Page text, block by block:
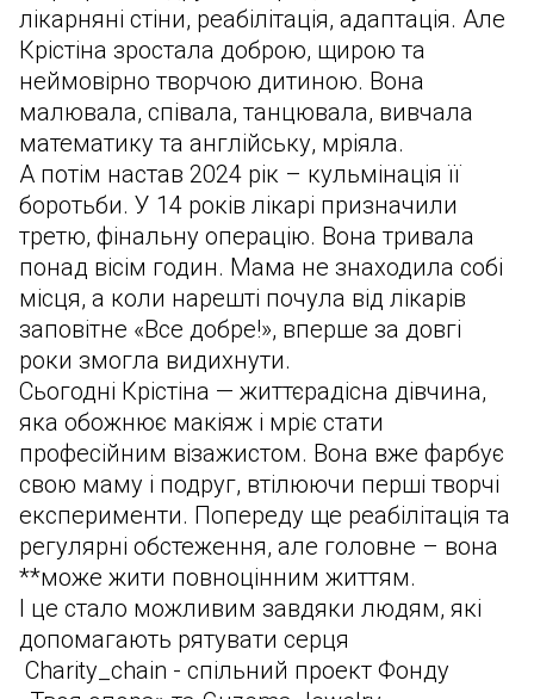
лікарняні стіни, реабілітація, адаптація. Але
Крістіна зростала доброю, щирою та
неймовірно творчою дитиною. Вона
малювала, співала, танцювала, вивчала
математику та англійську, мріяла.
А потім настав 2024 рік – кульмінація її
боротьби. У 14 років лікарі призначили
третю, фінальну операцію. Вона тривала
понад вісім годин. Мама не знаходила собі
місця, а коли нарешті почула від лікарів
заповітне «Все добре!», вперше за довгі
роки змогла видихнути.
Сьогодні Крістіна — життєрадісна дівчина,
яка обожнює макіяж і мріє стати
професійним візажистом. Вона вже фарбує
свою маму і подруг, втілюючи перші творчі
експерименти. Попереду ще реабілітація та
регулярні обстеження, але головне – вона
**може жити повноцінним життям.
І це стало можливим завдяки людям, які
допомагають рятувати серця
Сharity_chain - спільний проект Фонду